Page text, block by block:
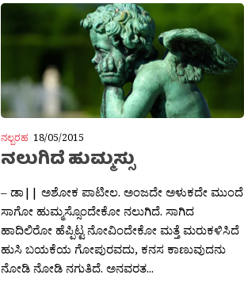
ನಲ್ಬರಹ 18/05/2015
ನಲುಗಿದೆ ಹುಮ್ಮಸ್ಸು
– ಡಾ|| ಅಶೋಕ ಪಾಟೀಲ. ಅಂಜದೇ ಅಳುಕದೇ ಮುಂದೆ
ಸಾಗೋ ಹುಮ್ಮಸ್ಸೊಂದೇಕೋ ನಲುಗಿದೆ. ಸಾಗಿದ
ಹಾದಿಲಿರೋ ಹೆಪ್ಪಿಟ್ಟ ನೋವಿಂದೇಕೋ ಮತ್ತೆ ಮರುಕಳಿಸಿದೆ
ಹುಸಿ ಬಯಕೆಯ ಗೋಪುರವದು, ಕನಸ ಕಾಣುವುದನು
ನೋಡಿ ನೋಡಿ ನಗುತಿದೆ. ಅನವರತ...